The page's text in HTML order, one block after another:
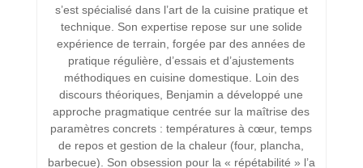
s’est spécialisé dans l’art de la cuisine pratique et
technique. Son expertise repose sur une solide
expérience de terrain, forgée par des années de
pratique régulière, d’essais et d’ajustements
méthodiques en cuisine domestique. Loin des
discours théoriques, Benjamin a développé une
approche pragmatique centrée sur la maîtrise des
paramètres concrets : températures à cœur, temps
de repos et gestion de la chaleur (four, plancha,
barbecue). Son obsession pour la « répétabilité » l’a